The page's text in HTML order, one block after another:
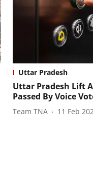
Uttar Pradesh
Uttar Pradesh Lift
Passed By Voice
Team TNA 11 Feb